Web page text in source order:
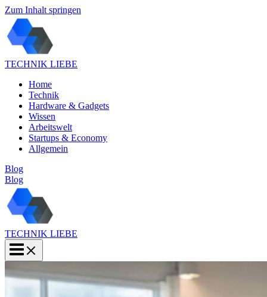
Zum Inhalt springen
TECHNIK LIEBE
Home
Technik
Hardware & Gadgets
Wissen
Arbeitswelt
Startups & Economy
Allgemein
Blog
Blog
TECHNIK LIEBE